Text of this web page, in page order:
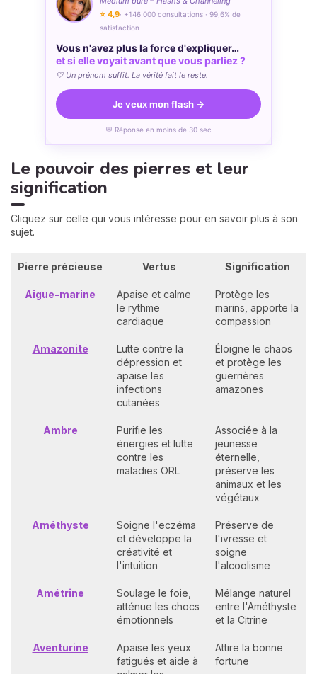
⭐ 4,9· +146 000 consultations · 99,6% de
satisfaction
Vous n'avez plus la force d'expliquer…
et si elle voyait avant que vous parliez ?
🤍 Un prénom suffit. La vérité fait le reste.
Je veux mon flash →
💬 Réponse en moins de 30 sec
Le pouvoir des pierres et leur
signification
Cliquez sur celle qui vous intéresse pour en savoir plus à son
sujet.
Pierre précieuse Vertus Signification
Aigue-marine
Apaise et calme
le rythme
cardiaque
Protège les
marins, apporte la
compassion
Amazonite
Lutte contre la
dépression et
apaise les
infections
cutanées
Éloigne le chaos
et protège les
guerrières
amazones
Ambre
Purifie les
énergies et lutte
contre les
maladies ORL
Associée à la
jeunesse
éternelle,
préserve les
animaux et les
végétaux
Améthyste
Soigne l'eczéma
et développe la
créativité et
l'intuition
Préserve de
l'ivresse et
soigne
l'alcoolisme
Amétrine
Soulage le foie,
atténue les chocs
émotionnels
Mélange naturel
entre l'Améthyste
et la Citrine
Aventurine
Apaise les yeux
fatigués et aide à
Attire la bonne
fortune